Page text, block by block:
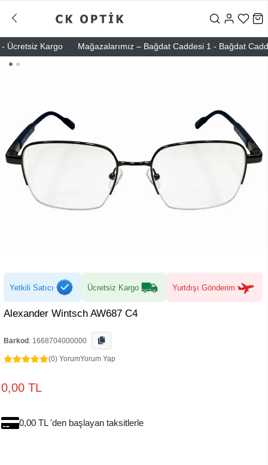
Kargo Mağazalarımız – Bağdat Caddesi 1 - Bağdat
Yetkili Satıcı Ücretsiz Kargo Yurtdışı Gönderim
Alexander Wintsch AW687 C4
Barkod : 1668704000000
(0) YorumYorum Yap
0,00 TL
0,00 TL 'den başlayan taksitlerle